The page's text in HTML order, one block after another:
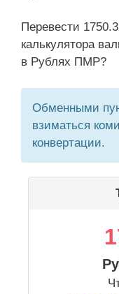
Перевести
калькулятора
в Рублях ПМР?
Обменными
взиматься
конвертации.